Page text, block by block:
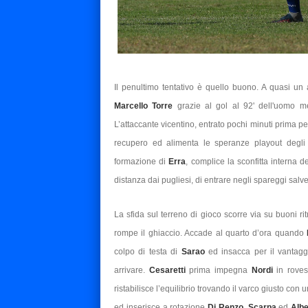
Il penultimo tentativo è quello buono. A quasi
Marcello Torre grazie al gol al 92' dell'uomo
L’attaccante vicentino, entrato pochi minuti prima
recupero ed alimenta le speranze playout
formazione diErra , complice la sconfitta interna
distanza dai pugliesi, di entrare negli spareggi
La sfida sul terreno di gioco scorre via su buoni
rompe il ghiaccio. Accade al quarto d’ora quando
colpo di testa di Sarao ed insacca per il
arrivare. Cesarettiprima impegna Nordiin
ristabilisce l’equilibrio trovando il varco giusto con